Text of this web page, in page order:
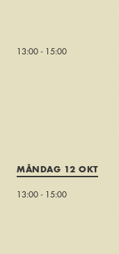
13:00 - 15:00
MÅNDAG 12 OKT
13:00 - 15:00